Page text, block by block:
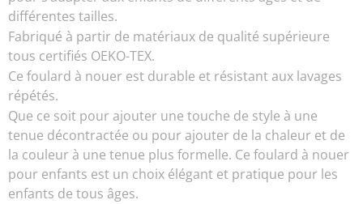
différentes tailles.
Fabriqué à partir de matériaux de qualité supérieure
tous certifiés OEKO-TEX.
Ce foulard à nouer est durable et résistant aux lavages
répétés.
Que ce soit pour ajouter une touche de style à une
tenue décontractée ou pour ajouter de la chaleur et de
la couleur à une tenue plus formelle. Ce foulard à nouer
pour enfants est un choix élégant et pratique pour les
enfants de tous âges.